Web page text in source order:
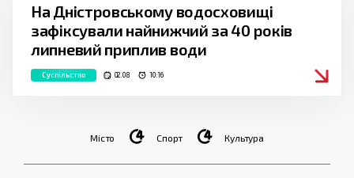
На Дністровському водосховищі
зафіксували найнижчий за 40 років
липневий приплив води
Суспільство 02.08 10:16
Місто Спорт Культура